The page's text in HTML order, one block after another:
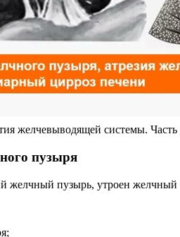
желчевыводящей системы. Часть
пузыря
желчный пузырь, утроен желчный